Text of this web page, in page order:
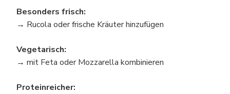
Besonders frisch:
→ Rucola oder frische Kräuter hinzufügen
Vegetarisch:
→ mit Feta oder Mozzarella kombinieren
Proteinreicher: